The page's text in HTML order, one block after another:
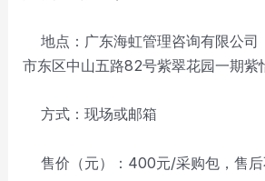
地点：广东海虹管理咨询有限公司
市东区中山五路82号紫翠花园一期紫
方式：现场或邮箱
售价（元）：400元/采购包，售后